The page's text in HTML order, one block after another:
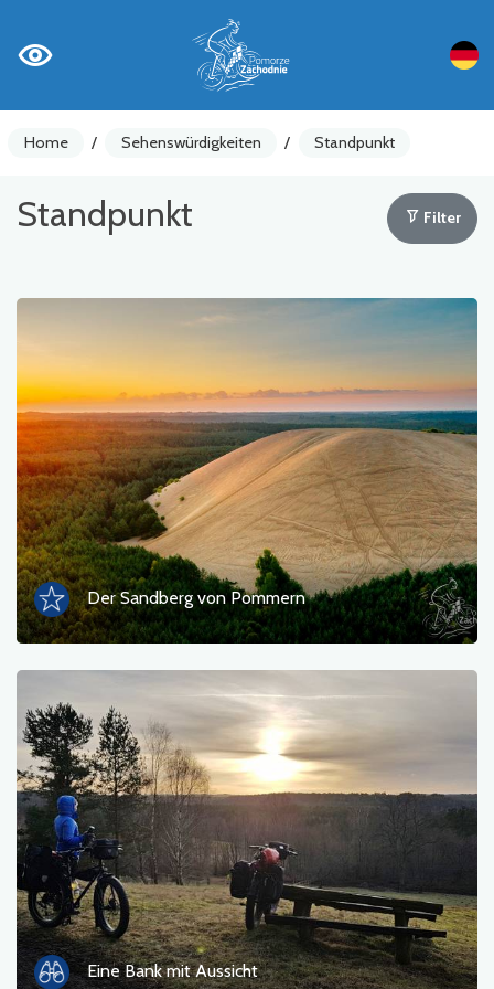
Home / Sehenswürdigkeiten / Standpunkt
Standpunkt Filter
Der Sandberg von Pommern
Eine Bank mit Aussicht
Sehenswürdigkeiten
Gastronomie
Touristeninformation
Badebereiche
Kultur und Unterhaltung
Militär
Museum
Unterkunft
Campingplätze
Denkmäler, Skulpturen, Wandmalereien